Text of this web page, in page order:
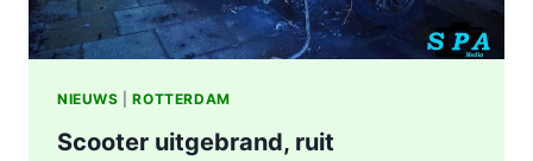
NIEUWS |ROTTERDAM
Scooter uitgebrand, ruit